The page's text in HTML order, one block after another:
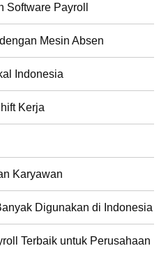
Software Payroll
Mesin Absen
Indonesia
Kerja
Karyawan
Digunakan di Indonesia
Terbaik untuk Perusahaan